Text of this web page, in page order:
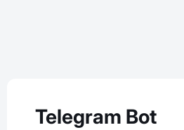
Telegram Bot